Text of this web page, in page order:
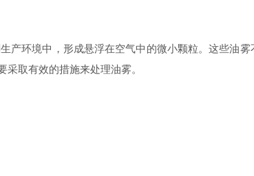
环境中，形成悬浮在空气中的微小颗粒。这些油雾
取有效的措施来处理油雾。